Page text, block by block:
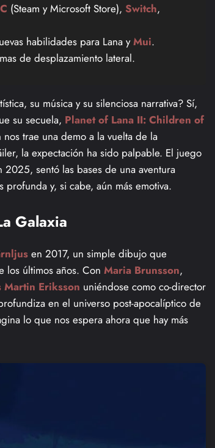
(Steam y Microsoft Store), Switch,
habilidades para Lana yMui.
de desplazamiento lateral.
su música y su silenciosa narrativa? Sí,
su secuela, Planet of Lana II: Children of
trae una demo a la vuelta de la
la expectación ha sido palpable. El juego
sentó las bases de una aventura
y, si cabe, aún más emotiva.
Galaxia
en 2017, un simple dibujo que
los últimos años. Con Maria Brunsson,
Martin Eriksson uniéndose como co-director
en el universo post-apocalíptico de
lo que nos espera ahora que hay más